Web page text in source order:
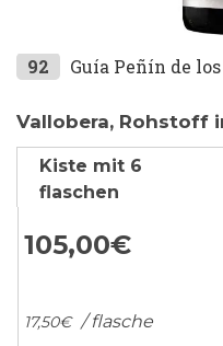
Zum
der
Bildgalerie
springen
92 Guía Peñín de
Vallobera, Rohstoff
Kiste mit 6
flaschen
105,00€
17,50€ / flasche